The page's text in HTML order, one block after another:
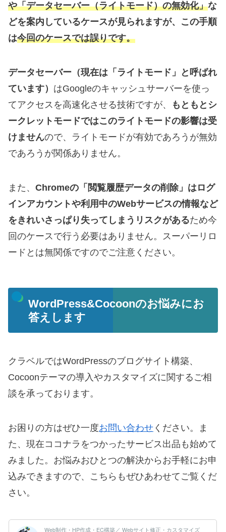
や「データセーバー（ライトモード）の無効化」な
どを案内しているケースが見られますが、この手順
は今回のケースでは誤りです。
データセーバー（現在は「ライトモード」と呼ばれ
ています） はGoogleのキャッシュサーバーを使っ
てアクセスを高速化させる技術ですが、
もともとシ
ークレットモードではこのライトモードの影響は受
けませんので、ライトモードが有効であろうが無効
であろうが関係ありません。
また、 Chromeの「閲覧履歴データの削除」はログ
インアカウントや利用中のWebサービスの情報など
をきれいさっぱり失ってしまうリスクがあるため今
回のケースで行う必要はありません。スーパーリロ
ードとは無関係ですのでご注意ください。
WordPress&Cocoonのお悩みにお
答えします
クラベルではWordPressのブログサイト構築、
Cocoonテーマの導入やカスタマイズに関するご相
談を承っております。
お困りの方はぜひ一度お問い合わせ ください。ま
た、現在ココナラをつかったサービス出品も始めて
みました。お悩みおひとつの解決からお手軽にお申
込みできますので、こちらもぜひあわせてご覧くだ
さい。